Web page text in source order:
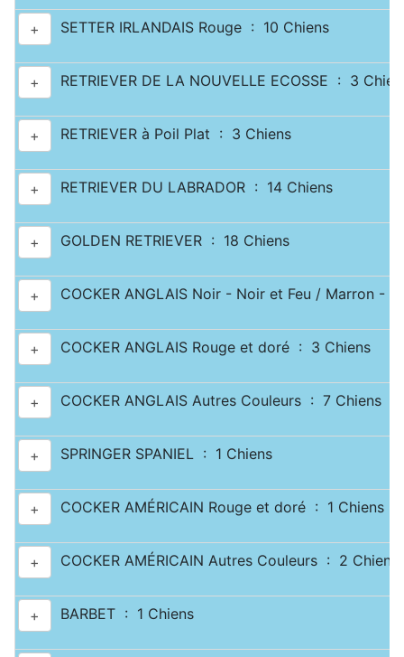
+ SETTER IRLANDAIS Rouge : 10 Chiens
+ RETRIEVER DE LA NOUVELLE ECOSSE : 3
+ RETRIEVER à Poil Plat : 3 Chiens
+ RETRIEVER DU LABRADOR : 14 Chiens
+ GOLDEN RETRIEVER : 18 Chiens
+ COCKER ANGLAIS Noir - Noir et Feu / Marron -
+ COCKER ANGLAIS Rouge et doré : 3 Chiens
+ COCKER ANGLAIS Autres Couleurs : 7 Chiens
+ SPRINGER SPANIEL : 1 Chiens
+ COCKER AMÉRICAIN Rouge et doré : 1 Chiens
+ COCKER AMÉRICAIN Autres Couleurs : 2 Chiens
+ BARBET : 1 Chiens